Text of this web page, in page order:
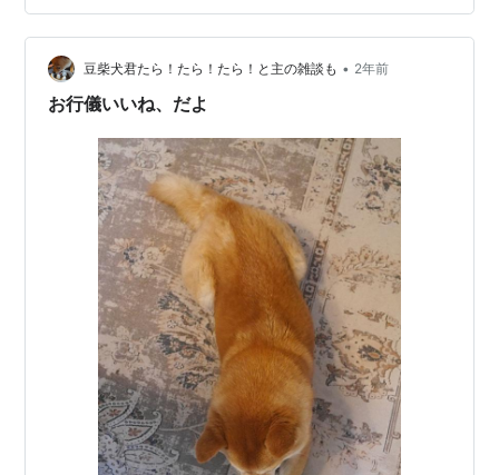
対して自信を持ち、自分を大切にすることから始まりま
す。」自分に自信を持つことで、自然と姿勢や言動に気
品が表れます。自分の長所を認識し、自分に合ったスタ
イルやメイクを見つけることで、自信を深めましょう。
豆柴犬君たら！たら！たら！と主の雑談も • 2年前
お行儀いいね、だよ